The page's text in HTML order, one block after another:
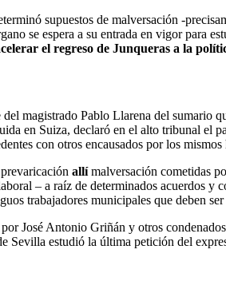
supuestos de malversación -
se espera a su entrada en vigor para
el regreso de Junqueras a la
magistrado Pablo Llarena del sumario
en Suiza, declaró en el alto tribunal el
con otros encausados ​​por los mismos
prevaricación allímalversación cometidas
– a raíz de determinados acuerdos y
trabajadores municipales que deben ser
José Antonio Griñán y otros
estudió la última petición del